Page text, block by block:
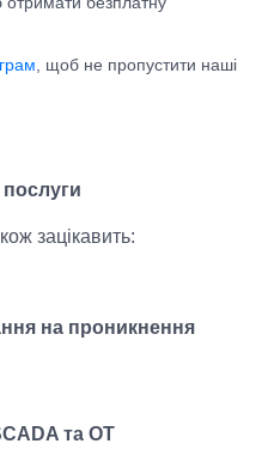
, щоб не пропустити наші
послуги
зацікавить:
на проникнення
та ОТ